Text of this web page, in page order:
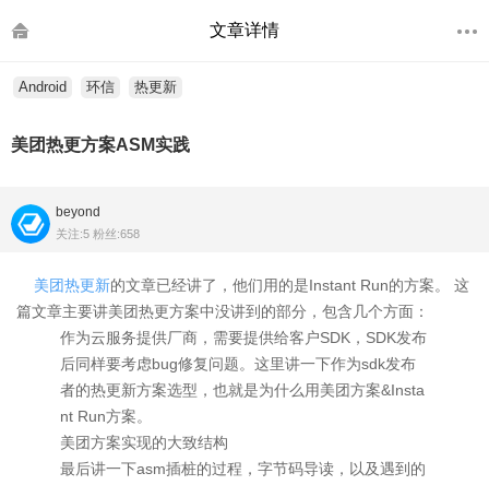
文章详情
Android 环信 热更新
美团热更方案ASM实践
beyond
关注:5 粉丝:658
美团热更新的文章已经讲了，他们用的是Instant Run的方案。 这
篇文章主要讲美团热更方案中没讲到的部分，包含几个方面：
作为云服务提供厂商，需要提供给客户SDK，SDK发布
后同样要考虑bug修复问题。这里讲一下作为sdk发布
者的热更新方案选型，也就是为什么用美团方案&Insta
nt Run方案。
美团方案实现的大致结构
最后讲一下asm插桩的过程，字节码导读，以及遇到的